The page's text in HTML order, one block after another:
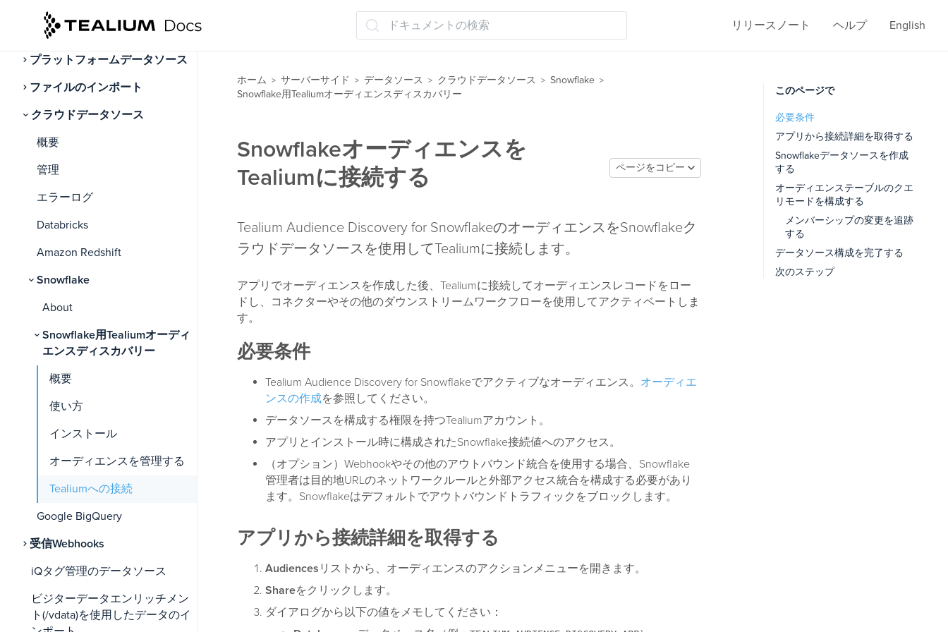
ドキュメントの検索 リリースノート ヘルプ English
データソースについて
プラットフォームデータソース
ファイルのインポート
クラウドデータソース
概要
管理
エラーログ
Databricks
Amazon Redshift
Snowflake
About
Snowflake用Tealiumオーディ
エンスディスカバリー
概要
使い方
インストール
オーディエンスを管理する
Tealiumへの接続
Google BigQuery
受信Webhooks
iQタグ管理のデータソース
ビジターデータエンリッチメン
ト(/vdata)を使用したデータのイ
ホーム > サーバーサイド > データソース > クラウドデータソース > Snowflake >
Snowflake用Tealiumオーディエンスディスカバリー
Snowflakeオーディエンスを
Tealiumに接続する
ページをコピー
Tealium Audience Discovery for SnowflakeのオーディエンスをSnowflakeク
ラウドデータソースを使用してTealiumに接続します。
アプリでオーディエンスを作成した後、Tealiumに接続してオーディエンスレコードをロー
ドし、コネクターやその他のダウンストリームワークフローを使用してアクティベートしま
す。
必要条件
Tealium Audience Discovery for Snowflakeでアクティブなオーディエンス。 オーディエ
ンスの作成を参照してください。
データソースを構成する権限を持つTealiumアカウント。
アプリとインストール時に構成されたSnowflake接続値へのアクセス。
（オプション）Webhookやその他のアウトバウンド統合を使用する場合、Snowflake
管理者は目的地URLのネットワークルールと外部アクセス統合を構成する必要があり
ます。Snowflakeはデフォルトでアウトバウンドトラフィックをブロックします。
アプリから接続詳細を取得する
Audiences リストから、オーディエンスのアクションメニューを開きます。
Shareをクリックします。
ダイアログから以下の値をメモしてください：
このページで
必要条件
アプリから接続詳細を取得する
Snowflakeデータソースを作成
する
オーディエンステーブルのクエ
リモードを構成する
メンバーシップの変更を追跡
する
データソース構成を完了する
次のステップ